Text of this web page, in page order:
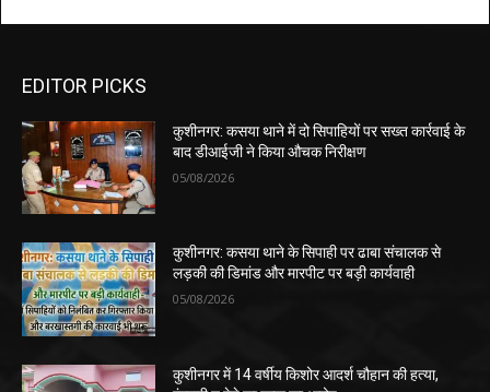
EDITOR PICKS
कुशीनगर: कसया थाने में दो सिपाहियों पर सख्त कार्रवाई के
बाद डीआईजी ने किया औचक निरीक्षण
05/08/2026
कुशीनगर: कसया थाने के सिपाही पर ढाबा संचालक से
लड़की की डिमांड और मारपीट पर बड़ी कार्यवाही
05/08/2026
कुशीनगर में 14 वर्षीय किशोर आदर्श चौहान की हत्या,